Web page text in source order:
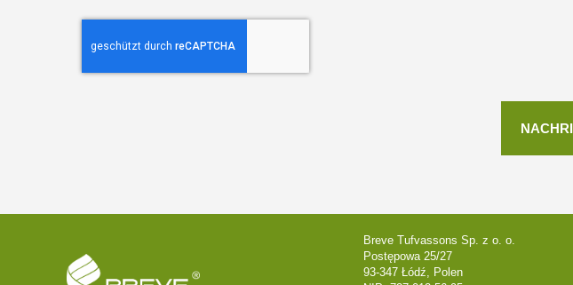
Breve Tufvassons Sp. z o. o.
Postępowa 25/27
93-347 Łódź, Polen